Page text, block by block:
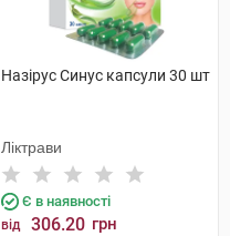
Назірус Синус капсули 30 шт
Ліктрави
Є в наявності
від 306.20 грн